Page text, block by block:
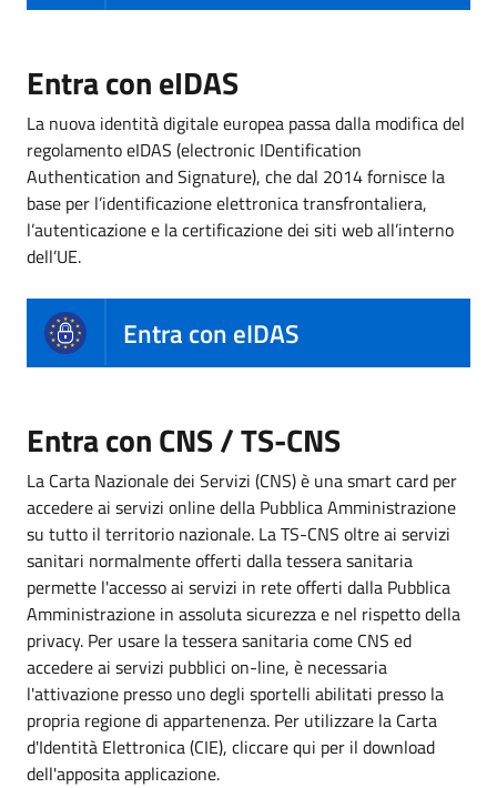
Entra con eIDAS
La nuova identità digitale europea passa dalla modifica del
regolamento eIDAS (electronic IDentification
Authentication and Signature), che dal 2014 fornisce la
base per l’identificazione elettronica transfrontaliera,
l’autenticazione e la certificazione dei siti web all’interno
dell’UE.
Entra con eIDAS
Entra con CNS / TS-CNS
La Carta Nazionale dei Servizi (CNS) è una smart card per
accedere ai servizi online della Pubblica Amministrazione
su tutto il territorio nazionale. La TS-CNS oltre ai servizi
sanitari normalmente offerti dalla tessera sanitaria
permette l'accesso ai servizi in rete offerti dalla Pubblica
Amministrazione in assoluta sicurezza e nel rispetto della
privacy. Per usare la tessera sanitaria come CNS ed
accedere ai servizi pubblici on-line, è necessaria
l'attivazione presso uno degli sportelli abilitati presso la
propria regione di appartenenza. Per utilizzare la Carta
d'Identità Elettronica (CIE), cliccare qui per il download
dell'apposita applicazione.